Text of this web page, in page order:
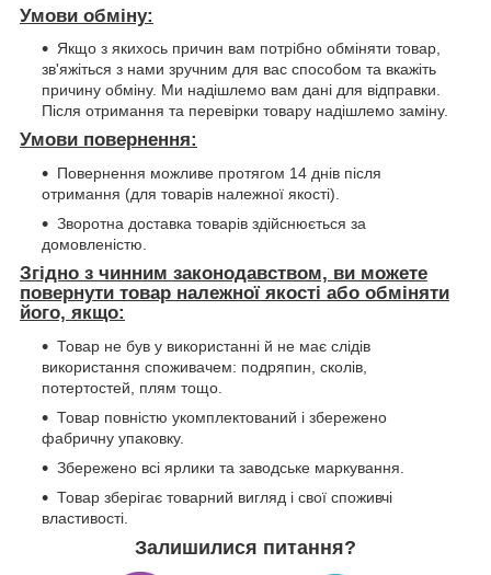
Умови обміну:
Якщо з якихось причин вам потрібно обміняти товар,
зв'яжіться з нами зручним для вас способом та вкажіть
причину обміну. Ми надішлемо вам дані для відправки.
Після отримання та перевірки товару надішлемо заміну.
Умови повернення:
Повернення можливе протягом 14 днів після
отримання (для товарів належної якості).
Зворотна доставка товарів здійснюється за
домовленістю.
Згідно з чинним законодавством, ви можете
повернути товар належної якості або обміняти
його, якщо:
Товар не був у використанні й не має слідів
використання споживачем: подряпин, сколів,
потертостей, плям тощо.
Товар повністю укомплектований і збережено
фабричну упаковку.
Збережено всі ярлики та заводське маркування.
Товар зберігає товарний вигляд і свої споживчі
властивості.
Залишилися питання?